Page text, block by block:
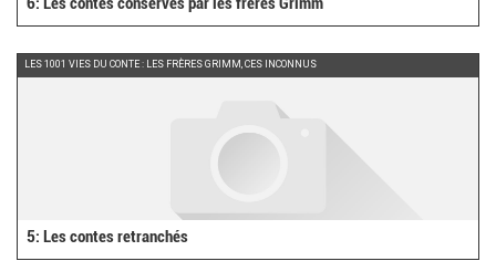
LES 1001 VIES DU CONTE : LES FRÈRES GRIMM, CES INCONNUS
5: Les contes retranchés